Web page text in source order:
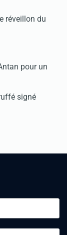
réveillon du
pour un
signé